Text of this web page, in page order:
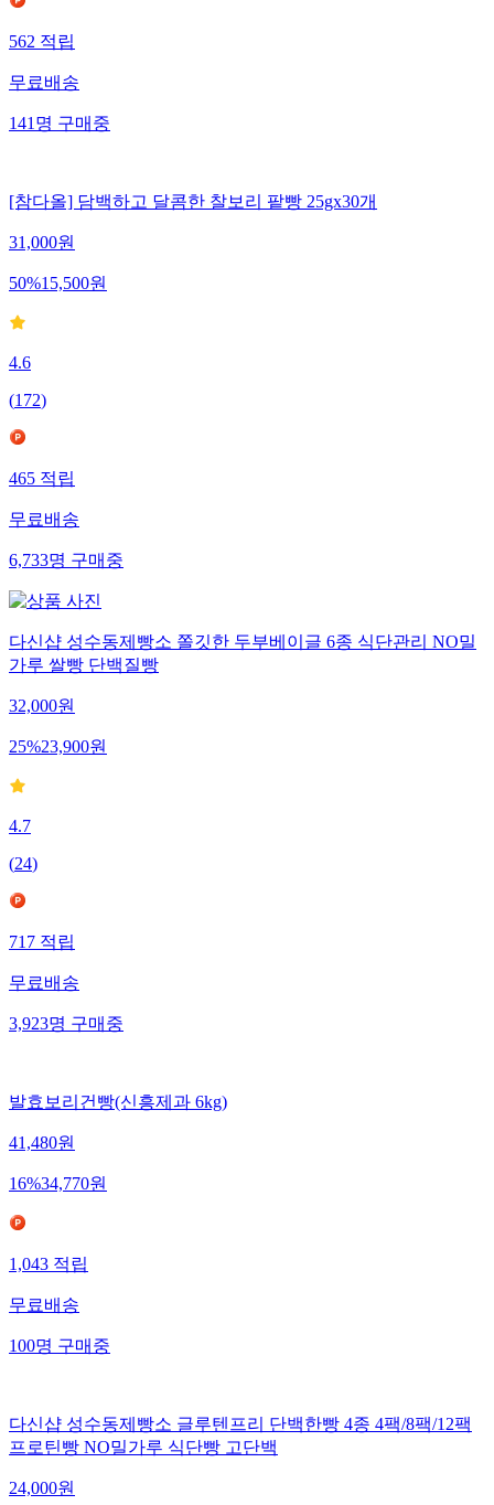
562적립
무료배송
141명구매중
[참다올] 담백하고 달콤한 찰보리 팥빵 25gx30개
31,000원
50%15,500원
4.6
(172)
465적립
무료배송
6,733명구매중
다신샵 성수동제빵소 쫄깃한 두부베이글 6종 식단관리 NO밀
가루 쌀빵 단백질빵
32,000원
25%23,900원
4.7
(24)
717적립
무료배송
3,923명구매중
발효보리건빵(신흥제과 6kg)
41,480원
16%34,770원
1,043적립
무료배송
100명구매중
다신샵 성수동제빵소 글루텐프리 단백한빵 4종 4팩/8팩/12팩
프로틴빵 NO밀가루 식단빵 고단백
24,000원